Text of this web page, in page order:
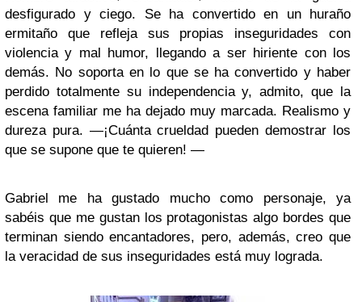
desfigurado y ciego. Se ha convertido en un huraño
ermitaño que refleja sus propias inseguridades con
violencia y mal humor, llegando a ser hiriente con los
demás. No soporta en lo que se ha convertido y haber
perdido totalmente su independencia y, admito, que la
escena familiar me ha dejado muy marcada. Realismo y
dureza pura. —¡Cuánta crueldad pueden demostrar los
que se supone que te quieren! —
Gabriel me ha gustado mucho como personaje, ya
sabéis que me gustan los protagonistas algo bordes que
terminan siendo encantadores, pero, además, creo que
la veracidad de sus inseguridades está muy lograda.